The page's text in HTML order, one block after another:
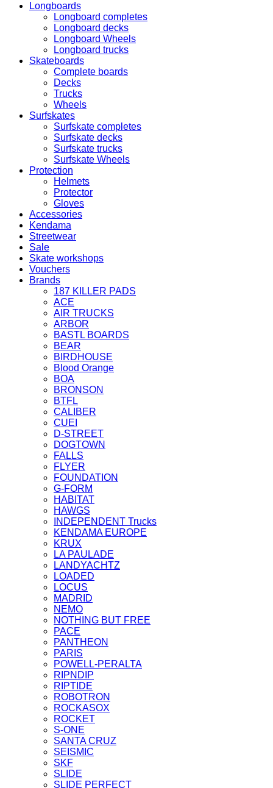
Longboards
Longboard completes
Longboard decks
Longboard Wheels
Longboard trucks
Skateboards
Complete boards
Decks
Trucks
Wheels
Surfskates
Surfskate completes
Surfskate decks
Surfskate trucks
Surfskate Wheels
Protection
Helmets
Protector
Gloves
Accessories
Kendama
Streetwear
Sale
Skate workshops
Vouchers
Brands
187 KILLER PADS
ACE
AIR TRUCKS
ARBOR
BASTL BOARDS
BEAR
BIRDHOUSE
Blood Orange
BOA
BRONSON
BTFL
CALIBER
CUEI
D-STREET
DOGTOWN
FALLS
FLYER
FOUNDATION
G-FORM
HABITAT
HAWGS
INDEPENDENT Trucks
KENDAMA EUROPE
KRUX
LA PAULADE
LANDYACHTZ
LOADED
LOCUS
MADRID
NEMO
NOTHING BUT FREE
PACE
PANTHEON
PARIS
POWELL-PERALTA
RIPNDIP
RIPTIDE
ROBOTRON
ROCKASOX
ROCKET
S-ONE
SANTA CRUZ
SEISMIC
SKF
SLIDE
SLIDE PERFECT